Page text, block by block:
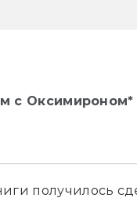
с Оксимироном*
получилось